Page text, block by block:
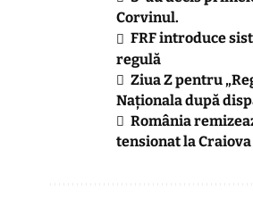
Corvinul.
FRF introduce
regulă
Ziua Z pentru
Naționala după
România
tensionat la Craiova